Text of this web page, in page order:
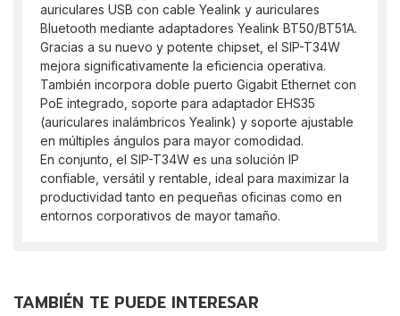
auriculares USB con cable Yealink y auriculares
Bluetooth mediante adaptadores Yealink BT50/BT51A.
Gracias a su nuevo y potente chipset, el SIP-T34W
mejora significativamente la eficiencia operativa.
También incorpora doble puerto Gigabit Ethernet con
PoE integrado, soporte para adaptador EHS35
(auriculares inalámbricos Yealink) y soporte ajustable
en múltiples ángulos para mayor comodidad.
En conjunto, el SIP-T34W es una solución IP
confiable, versátil y rentable, ideal para maximizar la
productividad tanto en pequeñas oficinas como en
entornos corporativos de mayor tamaño.
TAMBIÉN TE PUEDE INTERESAR